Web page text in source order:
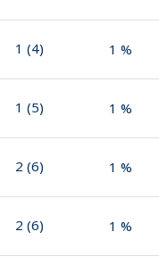
1 (4) 1 %
1 (5) 1 %
2 (6) 1 %
2 (6) 1 %